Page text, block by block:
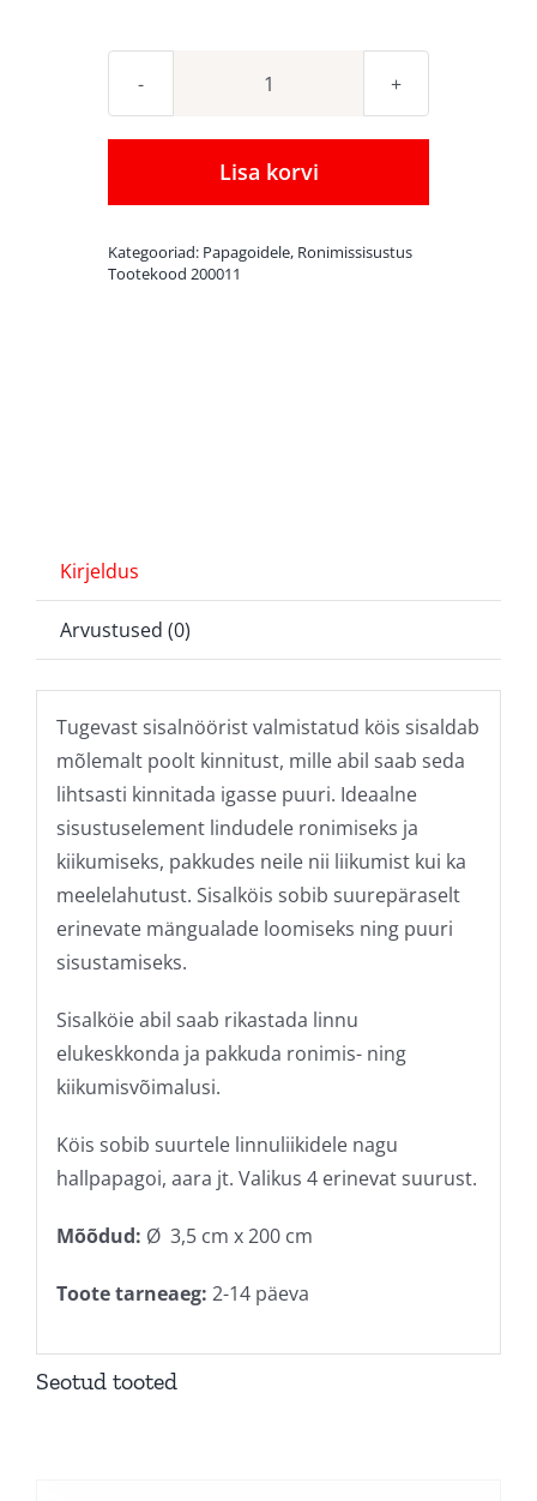
Kinnitustega
200
cm
3,5
Lisa korvi
Kategooriad: Papagoidele, Ronimissisustus
Tootekood 200011
Kirjeldus
Arvustused (0)
Tugevast sisalnöörist valmistatud köis sisaldab
mõlemalt poolt kinnitust, mille abil saab seda
lihtsasti kinnitada igasse puuri. Ideaalne
sisustuselement lindudele ronimiseks ja
kiikumiseks, pakkudes neile nii liikumist kui ka
meelelahutust. Sisalköis sobib suurepäraselt
erinevate mängualade loomiseks ning puuri
sisustamiseks.
Sisalköie abil saab rikastada linnu
elukeskkonda ja pakkuda ronimis- ning
kiikumisvõimalusi.
Köis sobib suurtele linnuliikidele nagu
hallpapagoi, aara jt. Valikus 4 erinevat suurust.
Mõõdud: Ø 3,5 cm x 200 cm
Toote tarneaeg: 2-14 päeva
Seotud tooted